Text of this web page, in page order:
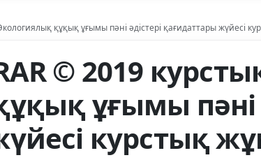
құқық ұғымы пәні әдістері қағидаттары жүйесі
© 2019
ұғымы пәні
курстық